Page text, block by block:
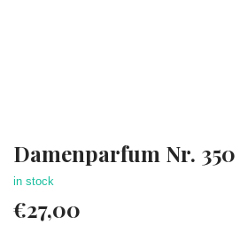
Damenparfum Nr. 350
in stock
€27,00